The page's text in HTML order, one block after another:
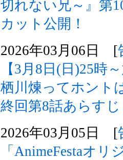
切れない兄～』第
カット公開！
2026年03月06日 [
【3月8日(日)25時
栖川煉ってホント
終回第8話あらす
2026年03月05日 [
「AnimeFestaオ